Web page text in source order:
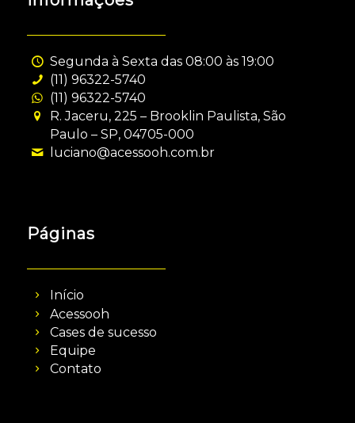
Segunda à Sexta das 08:00 às 19:00
(11) 96322-5740
(11) 96322-5740
R. Jaceru, 225 – Brooklin Paulista, São
Paulo – SP, 04705-000
luciano@acessooh.com.br
Páginas
Início
Acessooh
Cases de sucesso
Equipe
Contato